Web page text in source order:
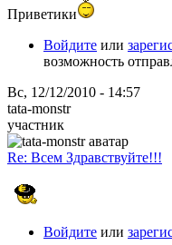
Приветики
Войдите или
возможность
Вс, 12/12/2010 - 14:57
tata-monstr
участник
Re: Всем Здравствуйте!!!
Войдите или